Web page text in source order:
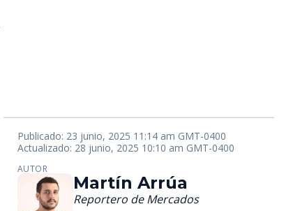
Publicado: 23 junio, 2025 11:14 am GMT-0400
Actualizado: 28 junio, 2025 10:10 am GMT-0400
AUTOR
Martín Arrúa
Reportero de Mercados